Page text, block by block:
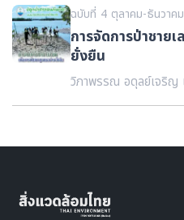
ฉบับที่ 4 ตุลาคม-ธันวาค
การจัดการป่าชาย
ยั่งยืน
วิภาพรรณ อดุลย์เจริญ